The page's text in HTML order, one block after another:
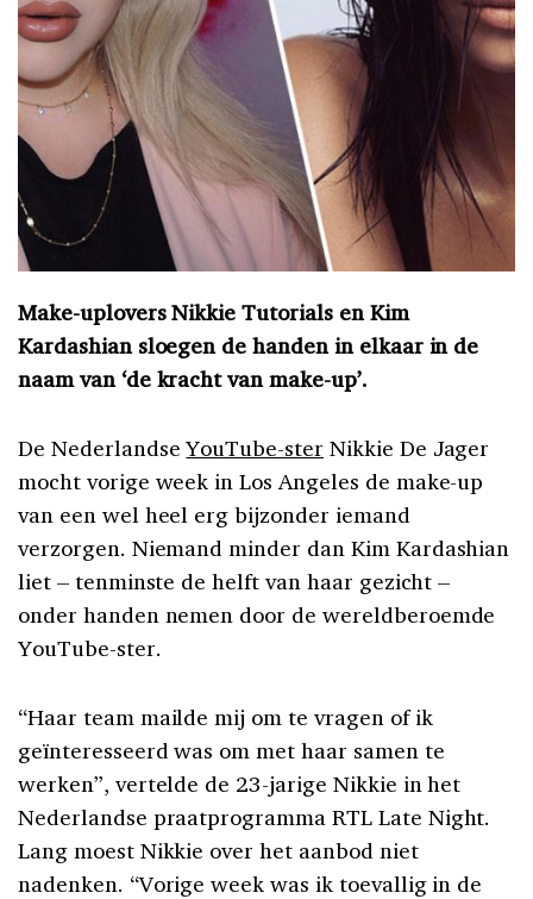
Make-uplovers Nikkie Tutorials en Kim
Kardashian sloegen de handen in elkaar in de
naam van ‘de kracht van make-up’.
De NederlandseYouTube-ster Nikkie De Jager
mocht vorige week in Los Angeles de make-up
van een wel heel erg bijzonder iemand
verzorgen. Niemand minder dan Kim Kardashian
liet – tenminste de helft van haar gezicht –
onder handen nemen door de wereldberoemde
YouTube-ster.
“Haar team mailde mij om te vragen of ik
geïnteresseerd was om met haar samen te
werken”, vertelde de 23-jarige Nikkie in het
Nederlandse praatprogramma RTL Late Night.
Lang moest Nikkie over het aanbod niet
nadenken. “Vorige week was ik toevallig in de